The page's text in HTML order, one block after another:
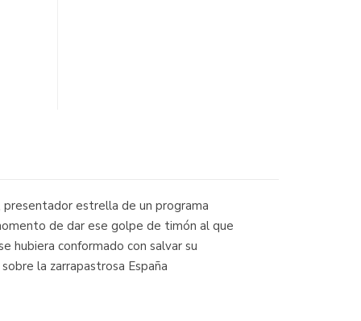
presentador estrella de un programa
de dar ese golpe de timón al que
hubiera conformado con salvar su
la zarrapastrosa España